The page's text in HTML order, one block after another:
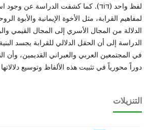
لفظ واحد (דּוֹד). كما كشفت الدراسة عن وجود
لمفاهيم القرابة، مثل الأخوة الإيمانية والأبوة
الدلالة من المجال الأسري إلى المجال القيمي
الدراسة إلى أن الحقل الدلالي للقرابة يجسد البنية
في المجتمعين العربي والعبراني القديمين،
دوراً محورياً في تثبيت هذه الألفاظ وتوسيع
التنزيلات